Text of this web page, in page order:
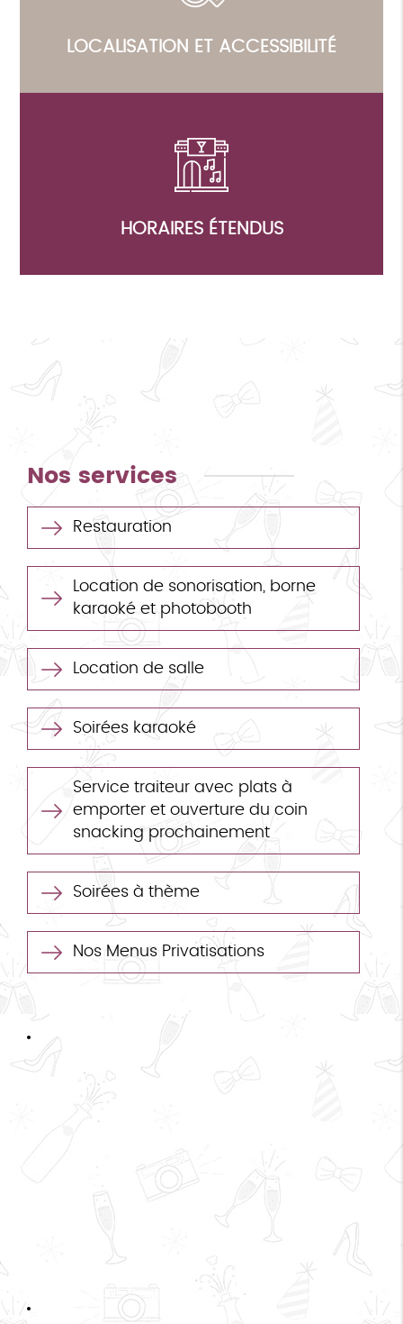
LOCALISATION ET ACCESSIBILITÉ
HORAIRES ÉTENDUS
Nos services
Restauration
Location de sonorisation, borne
karaoké et photobooth
Location de salle
Soirées karaoké
Service traiteur avec plats à
emporter et ouverture du coin
snacking prochainement
Soirées à thème
Nos Menus Privatisations